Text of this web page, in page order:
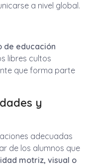
a nivel global.
de educación
libres cultos
que forma parte
y
adecuadas
de los alumnos que
motriz, visual o